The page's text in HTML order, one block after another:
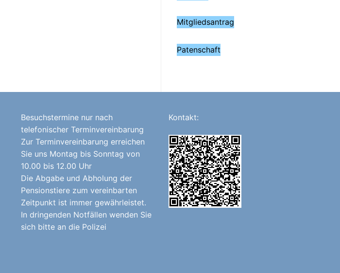
Mitgliedsantrag
Patenschaft
Besuchstermine nur nach
telefonischer Terminvereinbarung
Zur Terminvereinbarung erreichen
Sie uns Montag bis Sonntag von
10.00 bis 12.00 Uhr
Die Abgabe und Abholung der
Pensionstiere zum vereinbarten
Zeitpunkt ist immer gewährleistet.
In dringenden Notfällen wenden Sie
sich bitte an die Polizei
Kontakt: